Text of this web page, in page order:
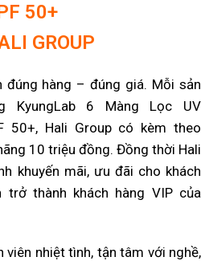
50+
GROUP
đúng hàng – đúng giá. Mỗi sản
KyungLab 6 Màng Lọc UV
50+, Hali Group có kèm theo
10 triệu đồng. Đồng thời Hali
khuyến mãi, ưu đãi cho khách
thành khách hàng VIP của
viên nhiệt tình, tận tâm với nghề,